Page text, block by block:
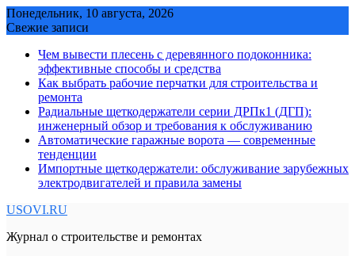
Skip
to
Понедельник, 10 августа, 2026
Свежие записи
Чем вывести плесень с деревянного подоконника:
эффективные способы и средства
Как выбрать рабочие перчатки для строительства и
ремонта
Радиальные щеткодержатели серии ДРПк1 (ДГП):
инженерный обзор и требования к обслуживанию
Автоматические гаражные ворота — современные
тенденции
Импортные щеткодержатели: обслуживание зарубежных
электродвигателей и правила замены
USOVI.RU
Журнал о строительстве и ремонтах